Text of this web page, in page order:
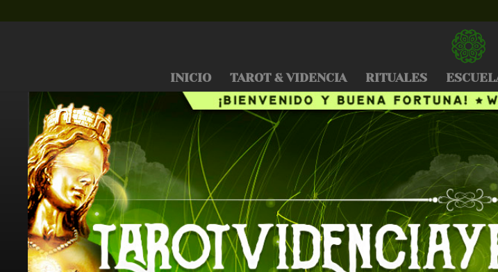
INICIO TAROT & VIDENCIA RITUALES